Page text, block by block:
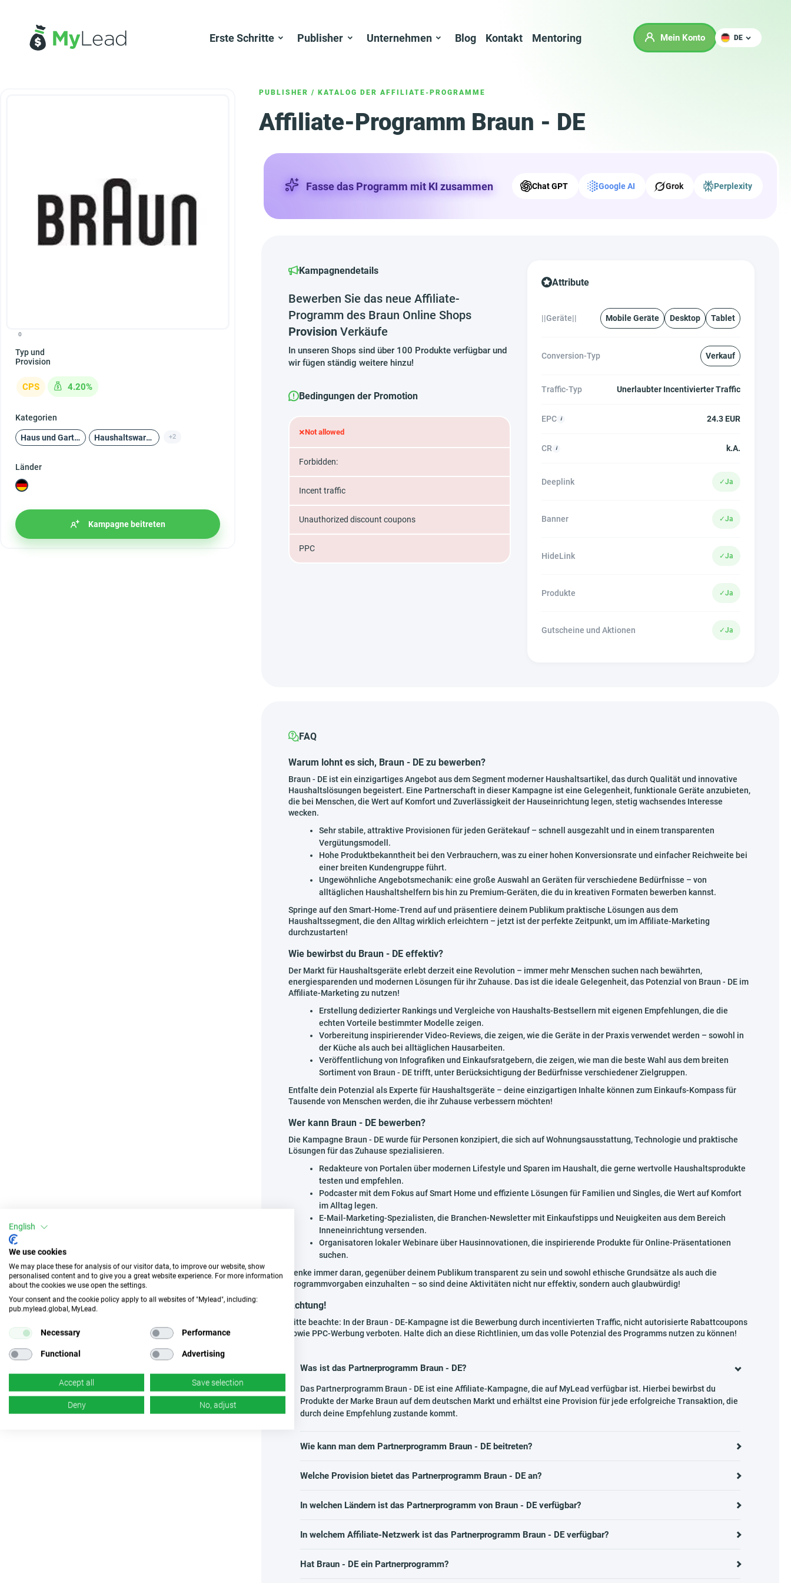
Erste Schritte Publisher Unternehmen Blog Kontakt Mentoring Mein Konto DE
PUBLISHER / KATALOG DER AFFILIATE-PROGRAMME
Affiliate-Programm Braun - DE
0
Typ und
Provision
CPS 4.20%
Kategorien
Haus und Garten Haushaltswaren +2
Länder
Kampagne beitreten
Fasse das Programm mit KI zusammen Chat GPT Google AI Grok Perplexity
Kampagnendetails
Bewerben Sie das neue Affiliate-
Programm des Braun Online Shops
Provision Verkäufe
In unseren Shops sind über 100 Produkte verfügbar und
wir fügen ständig weitere hinzu!
Bedingungen der Promotion
×Not allowed
Forbidden:
Incent traffic
Unauthorized discount coupons
PPC
Attribute
||Geräte|| Mobile Geräte Desktop Tablet
Conversion-Typ Verkauf
Traffic-Typ Unerlaubter Incentivierter Traffic
EPC 24.3 EUR
CR k.A.
Deeplink ✓Ja
Banner ✓Ja
HideLink ✓Ja
Produkte ✓Ja
Gutscheine und Aktionen ✓Ja
FAQ
Warum lohnt es sich, Braun - DE zu bewerben?
Braun - DE ist ein einzigartiges Angebot aus dem Segment moderner Haushaltsartikel, das durch Qualität und innovative
Haushaltslösungen begeistert. Eine Partnerschaft in dieser Kampagne ist eine Gelegenheit, funktionale Geräte anzubieten,
die bei Menschen, die Wert auf Komfort und Zuverlässigkeit der Hauseinrichtung legen, stetig wachsendes Interesse
wecken.
Sehr stabile, attraktive Provisionen für jeden Gerätekauf – schnell ausgezahlt und in einem transparenten
Vergütungsmodell.
Hohe Produktbekanntheit bei den Verbrauchern, was zu einer hohen Konversionsrate und einfacher Reichweite bei
einer breiten Kundengruppe führt.
Ungewöhnliche Angebotsmechanik: eine große Auswahl an Geräten für verschiedene Bedürfnisse – von
alltäglichen Haushaltshelfern bis hin zu Premium-Geräten, die du in kreativen Formaten bewerben kannst.
Springe auf den Smart-Home-Trend auf und präsentiere deinem Publikum praktische Lösungen aus dem
Haushaltssegment, die den Alltag wirklich erleichtern – jetzt ist der perfekte Zeitpunkt, um im Affiliate-Marketing
durchzustarten!
Wie bewirbst du Braun - DE effektiv?
Der Markt für Haushaltsgeräte erlebt derzeit eine Revolution – immer mehr Menschen suchen nach bewährten,
energiesparenden und modernen Lösungen für ihr Zuhause. Das ist die ideale Gelegenheit, das Potenzial von Braun - DE im
Affiliate-Marketing zu nutzen!
Erstellung dedizierter Rankings und Vergleiche von Haushalts-Bestsellern mit eigenen Empfehlungen, die die
echten Vorteile bestimmter Modelle zeigen.
Vorbereitung inspirierender Video-Reviews, die zeigen, wie die Geräte in der Praxis verwendet werden – sowohl in
der Küche als auch bei alltäglichen Hausarbeiten.
Veröffentlichung von Infografiken und Einkaufsratgebern, die zeigen, wie man die beste Wahl aus dem breiten
Sortiment von Braun - DE trifft, unter Berücksichtigung der Bedürfnisse verschiedener Zielgruppen.
Entfalte dein Potenzial als Experte für Haushaltsgeräte – deine einzigartigen Inhalte können zum Einkaufs-Kompass für
Tausende von Menschen werden, die ihr Zuhause verbessern möchten!
Wer kann Braun - DE bewerben?
Die Kampagne Braun - DE wurde für Personen konzipiert, die sich auf Wohnungsausstattung, Technologie und praktische
Lösungen für das Zuhause spezialisieren.
Redakteure von Portalen über modernen Lifestyle und Sparen im Haushalt, die gerne wertvolle Haushaltsprodukte
testen und empfehlen.
Podcaster mit dem Fokus auf Smart Home und effiziente Lösungen für Familien und Singles, die Wert auf Komfort
im Alltag legen.
E-Mail-Marketing-Spezialisten, die Branchen-Newsletter mit Einkaufstipps und Neuigkeiten aus dem Bereich
Inneneinrichtung versenden.
Organisatoren lokaler Webinare über Hausinnovationen, die inspirierende Produkte für Online-Präsentationen
suchen.
Denke immer daran, gegenüber deinem Publikum transparent zu sein und sowohl ethische Grundsätze als auch die
Programmvorgaben einzuhalten – so sind deine Aktivitäten nicht nur effektiv, sondern auch glaubwürdig!
Achtung!
Bitte beachte: In der Braun - DE-Kampagne ist die Bewerbung durch incentivierten Traffic, nicht autorisierte Rabattcoupons
sowie PPC-Werbung verboten. Halte dich an diese Richtlinien, um das volle Potenzial des Programms nutzen zu können!
Was ist das Partnerprogramm Braun - DE?
Das Partnerprogramm Braun - DE ist eine Affiliate-Kampagne, die auf MyLead verfügbar ist. Hierbei bewirbst du
Produkte der Marke Braun auf dem deutschen Markt und erhältst eine Provision für jede erfolgreiche Transaktion, die
durch deine Empfehlung zustande kommt.
Wie kann man dem Partnerprogramm Braun - DE beitreten?
Welche Provision bietet das Partnerprogramm Braun - DE an?
In welchen Ländern ist das Partnerprogramm von Braun - DE verfügbar?
In welchem Affiliate-Netzwerk ist das Partnerprogramm Braun - DE verfügbar?
Hat Braun - DE ein Partnerprogramm?
English
We use cookies
We may place these for analysis of our visitor data, to improve our website, show
personalised content and to give you a great website experience. For more information
about the cookies we use open the settings.
Your consent and the cookie policy apply to all websites of "Mylead", including:
pub.mylead.global, MyLead.
Necessary Performance
Functional Advertising
Accept all Save selection
Deny No, adjust